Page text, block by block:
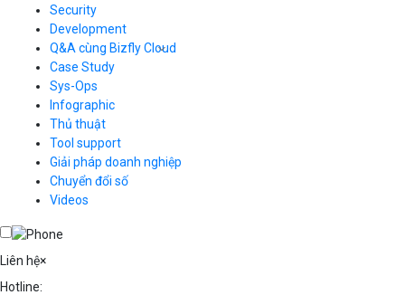
Load Balancer
Auto Scaling
Container Registry
Kubernetes
Cloud Database
Call Center
Business Email
Simple Storage
VOD
VPN
Traffic Manager
Cloud VPS
Videos
Security
Development
Q&A cùng Bizfly Cloud
Q&A về Bizfly Cloud Server
Thao tác kết nối tới server
Videos
Q&A về Bizfly Business Email
Videos
Case Study
Sys-Ops
Infographic
Thủ thuật
Tool support
Giải pháp doanh nghiệp
Chuyển đổi số
Videos
Liên hệ×
Hotline: